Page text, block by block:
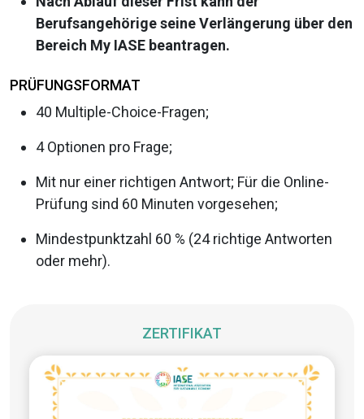
Berufsangehörige seine Verlängerung über den
Bereich My IASE beantragen.
PRÜFUNGSFORMAT
40 Multiple-Choice-Fragen;
4 Optionen pro Frage;
Mit nur einer richtigen Antwort; Für die Online-
Prüfung sind 60 Minuten vorgesehen;
Mindestpunktzahl 60 % (24 richtige Antworten
oder mehr).
ZERTIFIKAT